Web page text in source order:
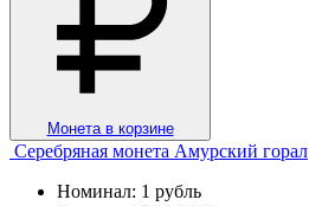
Монета в корзине
Серебряная монета Амурский горал
Номинал: 1 рубль